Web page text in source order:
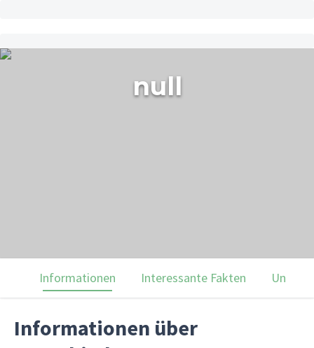
null
Informationen Interessante Fakten Unsere
Informationen über